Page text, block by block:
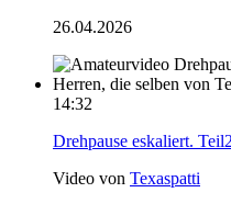
26.04.2026
14:32
Drehpause eskaliert.
Video von Texaspatti